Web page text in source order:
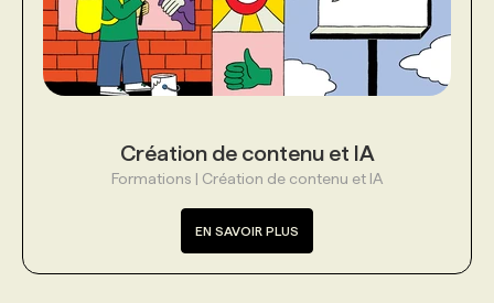
Création de contenu et IA
Formations | Création de contenu et IA
EN SAVOIR PLUS